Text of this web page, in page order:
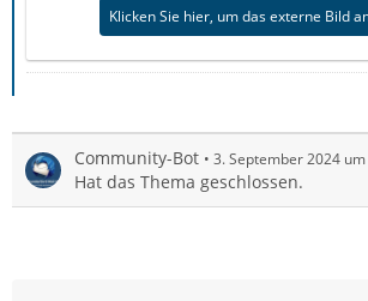
Klicken Sie hier, um das externe Bild
Community-Bot 3. September 2024
Hat das Thema geschlossen.